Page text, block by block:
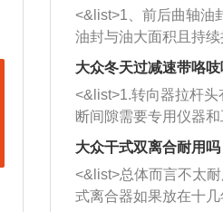
西取出来。但如果是
的堵塞，就需要将三
洗剂对堵塞的情况得到
放在燃油箱中，与燃油
动时，就可以和汽油
室，最后形成废气排出
催化器得到清洗，排
能够得到解决。
一圈半的练习，往右
圈数。 <&list>3、最
习，这样就可以形成肌
驾驶车辆时，不需要
向。
<&list>1、前后曲轴油
油封与油大面积且持
和发动机内持续温度变
逐渐减弱，导致渗油
活塞间隙过大：积碳
的间隙扩大，导致机
造成烧机油。<&list>3
机油粘度过小的话，
象，机油粘度过小具有
大众冬天过减速带咯
<&list>1.转向器拉杆头
断间隙需要专用仪器
无法制作，需要将车
店；<&list>2.车辆半轴
裂，破裂后会出现漏油
损严重，磨损的半轴容
大众干式双离合耐用吗
<&list>总体而言不太
式离合器如果放在十